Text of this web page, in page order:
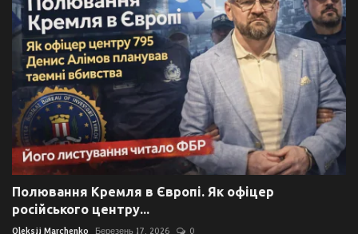
Полювання Кремля в Європі. Як офіцер
російського центру...
Oleksii Marchenko Березень 17, 2026 0